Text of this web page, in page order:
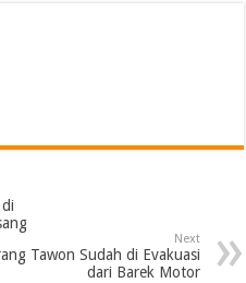
Next
Tawon Sudah di Evakuasi
dari Barek Motor